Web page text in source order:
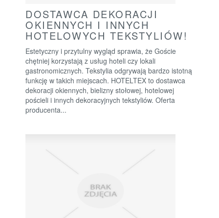
DOSTAWCA DEKORACJI
OKIENNYCH I INNYCH
HOTELOWYCH TEKSTYLIÓW!
Estetyczny i przytulny wygląd sprawia, że Goście
chętniej korzystają z usług hoteli czy lokali
gastronomicznych. Tekstylia odgrywają bardzo istotną
funkcję w takich miejscach. HOTELTEX to dostawca
dekoracji okiennych, bielizny stołowej, hotelowej
pościeli i innych dekoracyjnych tekstyliów. Oferta
producenta...